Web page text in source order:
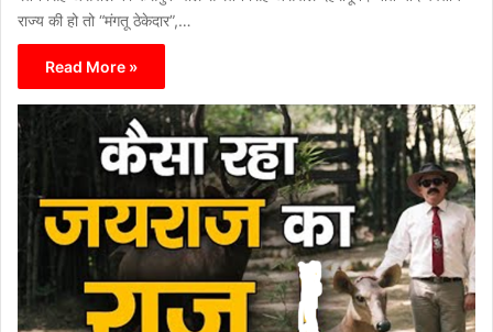
राज्य की हो तो “मंगतू ठेकेदार”,…
Read More »